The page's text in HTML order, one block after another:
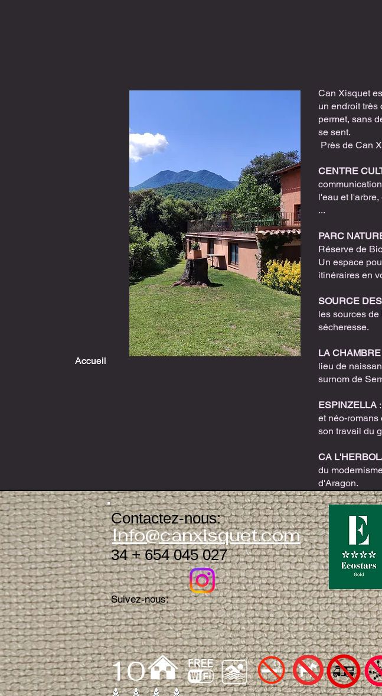
Accueil
Accueil
Can Xisquet
un endroit très
permet, sans
se sent.
Près de Can
CENTRE
l'eau et
...
PARC
Réserve de
Un espace
itinéraires en
SOURCE
les sources
sécheresse.
LA CHAMBRE
lieu de
surnom de
ESPINZELLA
et néo-romans
son travail du
CA
du
d'Aragon.
Contactez-nous:​​​​
34 + 654 045 027
Info@canxisquet.com
Suivez-nous:
10